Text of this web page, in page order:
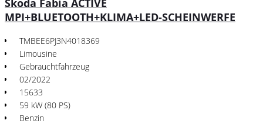
MPI+BLUETOOTH+KLIMA+LED-SCHEINWERFE
TMBEE6PJ3N4018369
Limousine
Gebrauchtfahrzeug
02/2022
15633
59 kW (80 PS)
Benzin